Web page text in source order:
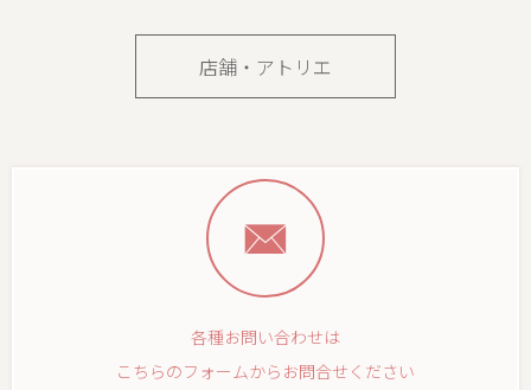
店舗・アトリエ
各種お問い合わせは
こちらのフォームからお問合せください